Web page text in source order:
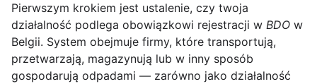
Pierwszym krokiem jest ustalenie, czy twoja
działalność podlega obowiązkowi rejestracji w BDO w
Belgii. System obejmuje firmy, które transportują,
przetwarzają, magazynują lub w inny sposób
gospodarują odpadami — zarówno jako działalność